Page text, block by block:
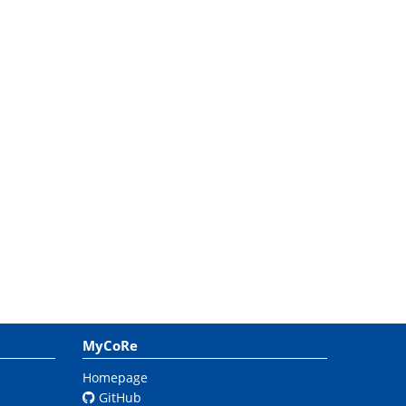
MyCoRe
Homepage
GitHub